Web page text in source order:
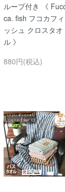
ループ付き 《
ca. fish フコカフィ
ッシュ クロスタオ
ル 》
880円(税込)